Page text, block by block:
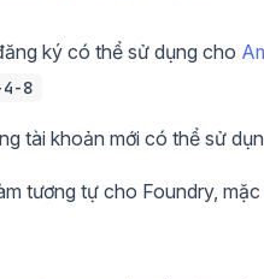
ký có thể sử dụng cho
8
tài khoản mới có thể sử
tương tự cho Foundry,